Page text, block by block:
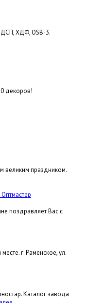
ДСП, ХДФ, OSB-3.
декоров!
великим праздником.
поздравляет Вас с
г. Раменское, ул.
Каталог завода